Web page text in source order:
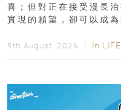
喜；但對正在接受漫長
實現的願望，卻可以成
5th August, 2026 ｜ In